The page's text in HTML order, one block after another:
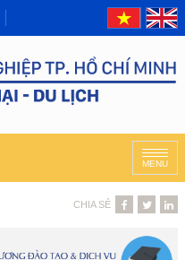
MENU
CHIA SẺ